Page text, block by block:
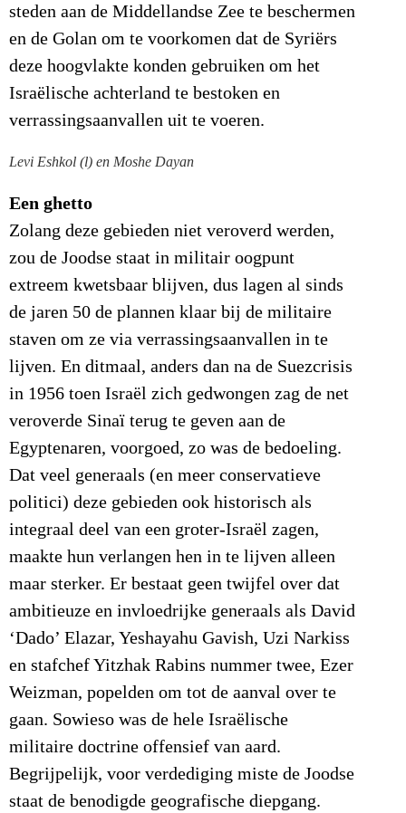
steden aan de Middellandse Zee te beschermen
en de Golan om te voorkomen dat de Syriërs
deze hoogvlakte konden gebruiken om het
Israëlische achterland te bestoken en
verrassingsaanvallen uit te voeren.
Levi Eshkol (l) en Moshe Dayan
Een ghetto
Zolang deze gebieden niet veroverd werden,
zou de Joodse staat in militair oogpunt
extreem kwetsbaar blijven, dus lagen al sinds
de jaren 50 de plannen klaar bij de militaire
staven om ze via verrassingsaanvallen in te
lijven. En ditmaal, anders dan na de Suezcrisis
in 1956 toen Israël zich gedwongen zag de net
veroverde Sinaï terug te geven aan de
Egyptenaren, voorgoed, zo was de bedoeling.
Dat veel generaals (en meer conservatieve
politici) deze gebieden ook historisch als
integraal deel van een groter-Israël zagen,
maakte hun verlangen hen in te lijven alleen
maar sterker. Er bestaat geen twijfel over dat
ambitieuze en invloedrijke generaals als David
‘Dado’ Elazar, Yeshayahu Gavish, Uzi Narkiss
en stafchef Yitzhak Rabins nummer twee, Ezer
Weizman, popelden om tot de aanval over te
gaan. Sowieso was de hele Israëlische
militaire doctrine offensief van aard.
Begrijpelijk, voor verdediging miste de Joodse
staat de benodigde geografische diepgang.